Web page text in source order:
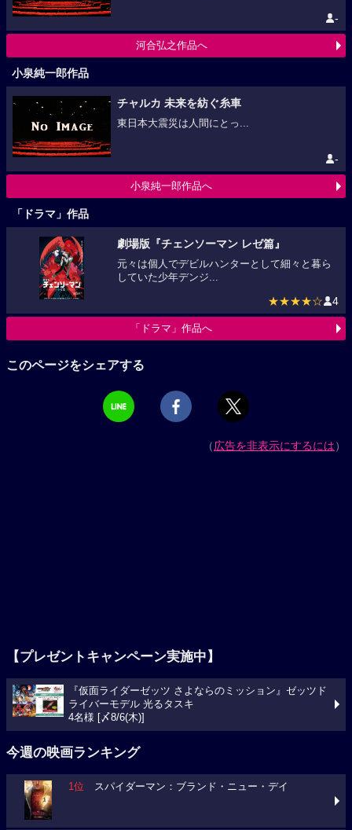
-
河合弘之作品へ
小泉純一郎作品
チャルカ 未来を紡ぐ糸車
東日本大震災は人間にとっ...
-
小泉純一郎作品へ
「ドラマ」作品
劇場版『チェンソーマン レゼ篇』
元々は個人でデビルハンターとして細々と暮ら
していた少年デンジ...
★★★★☆ 4
「ドラマ」作品へ
このページをシェアする
（広告を非表示にするには）
【プレゼントキャンペーン実施中】
『仮面ライダーゼッツ さよならのミッション』ゼッツド
ライバーモデル 光るタスキ
4名様 [〆8/6(木)]
今週の映画ランキング
1位 スパイダーマン：ブランド・ニュー・デイ